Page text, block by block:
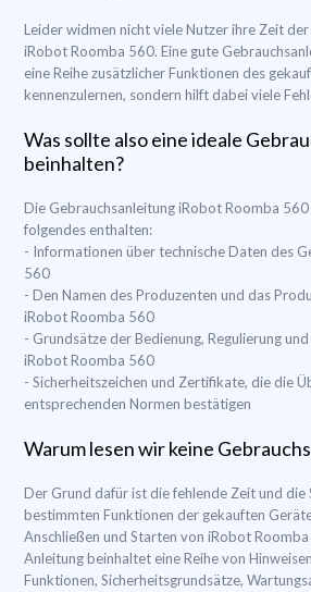
Leider widmen nicht viele Nutzer ihre Zeit
iRobot Roomba 560. Eine gute
eine Reihe zusätzlicher Funktionen des
kennenzulernen, sondern hilft dabei viele
Was sollte also eine ideale
beinhalten?
Die Gebrauchsanleitung iRobot Roomba
folgendes enthalten:
- Informationen über technische Daten des
560
- Den Namen des Produzenten und das
iRobot Roomba 560
- Grundsätze der Bedienung, Regulierung
iRobot Roomba 560
- Sicherheitszeichen und Zertifikate, die die
entsprechenden Normen bestätigen
Warum lesen wir keine
Der Grund dafür ist die fehlende Zeit und die
bestimmten Funktionen der gekauften
Anschließen und Starten von iRobot
Anleitung beinhaltet eine Reihe von
Funktionen, Sicherheitsgrundsätze,